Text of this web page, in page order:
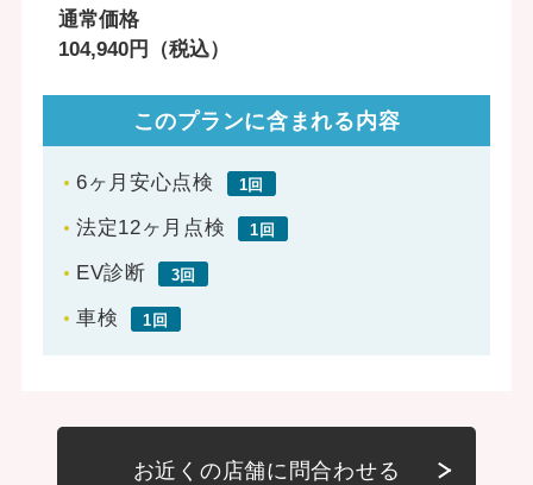
通常価格
104,940円（税込）
このプランに含まれる内容
6ヶ月安心点検 1回
法定12ヶ月点検 1回
EV診断 3回
車検 1回
お近くの店舗に問合わせる